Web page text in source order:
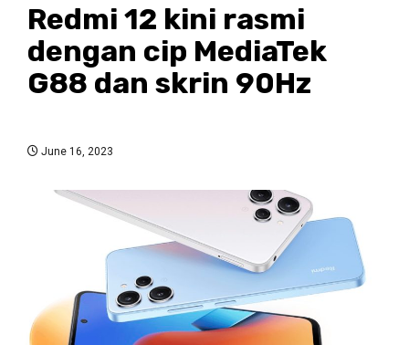
Redmi 12 kini rasmi
dengan cip MediaTek
G88 dan skrin 90Hz
June 16, 2023